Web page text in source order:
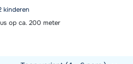
kinderen
op ca. 200 meter